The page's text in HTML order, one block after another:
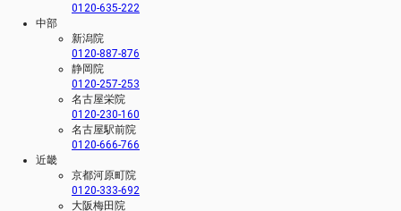
0120-635-222
中部
新潟院
0120-887-876
静岡院
0120-257-253
名古屋栄院
0120-230-160
名古屋駅前院
0120-666-766
近畿
京都河原町院
0120-333-692
大阪梅田院